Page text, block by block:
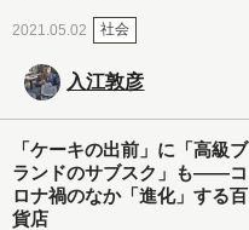
2021.05.02 社会
入江敦彦
「ケーキの出前」に「高級ブ
ランドのサブスク」も――コ
ロナ禍のなか「進化」する百
貨店